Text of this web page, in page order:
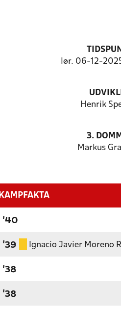
lør. 06-12-
Henrik
3.
Markus
KAMPFAKTA
'40
'39 Ignacio Javier Moreno
'38
'38